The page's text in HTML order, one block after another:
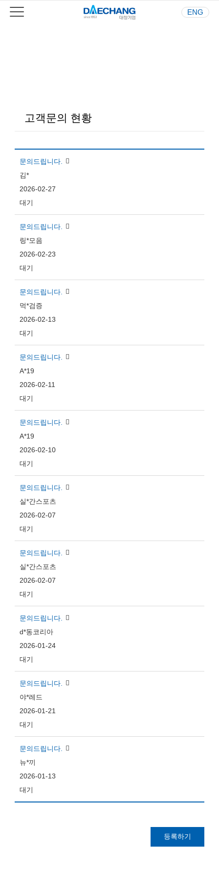
ENG
고객문의 현황
문의드립니다.
김*
2026-02-27
대기
문의드립니다.
링*모음
2026-02-23
대기
문의드립니다.
먹*검증
2026-02-13
대기
문의드립니다.
A*19
2026-02-11
대기
문의드립니다.
A*19
2026-02-10
대기
문의드립니다.
실*간스포츠
2026-02-07
대기
문의드립니다.
실*간스포츠
2026-02-07
대기
문의드립니다.
d*동코리아
2026-01-24
대기
문의드립니다.
야*레드
2026-01-21
대기
문의드립니다.
뉴*끼
2026-01-13
대기
등록하기